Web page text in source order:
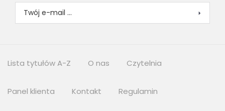
Lista tytułów A-Z O nas Czytelnia
Panel klienta Kontakt Regulamin